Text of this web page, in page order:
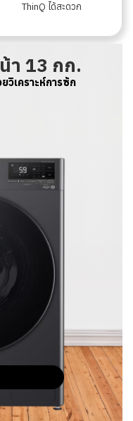
ThinQ ได้สะดวก
า 13 กก.
วิเคราะห์การซัก